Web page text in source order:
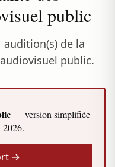
public
audition(s) de la
public.
— version simplifiée
2026.
→